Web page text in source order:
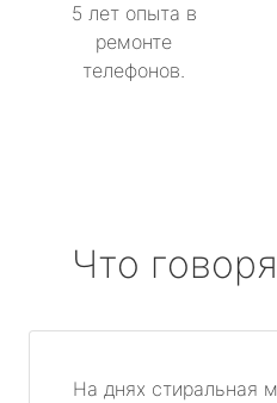
5 лет опыта в
ремонте
телефонов.
Что
На днях стиральная